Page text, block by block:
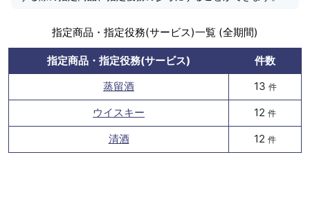
指定商品・指定役務(サービス)一覧 (全期間)
指定商品・指定役務(サービス)
件数
蒸留酒
13 件
ウイスキー 12 件
清酒 12 件